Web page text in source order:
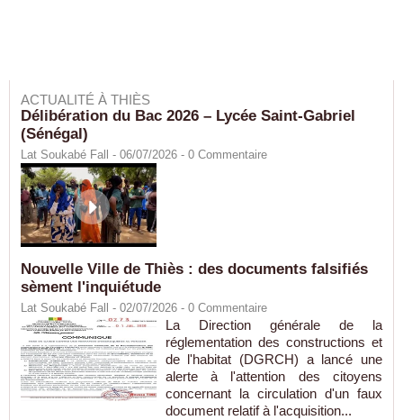
ACTUALITÉ À THIÈS
Délibération du Bac 2026 – Lycée Saint-Gabriel
(Sénégal)
Lat Soukabé Fall - 06/07/2026 - 0 Commentaire
Nouvelle Ville de Thiès : des documents falsifiés
sèment l'inquiétude
Lat Soukabé Fall - 02/07/2026 - 0 Commentaire
La Direction générale de la
réglementation des constructions et
de l'habitat (DGRCH) a lancé une
alerte à l'attention des citoyens
concernant la circulation d'un faux
document relatif à l'acquisition...